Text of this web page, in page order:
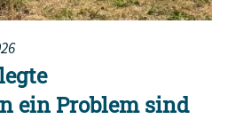
ein Problem sind